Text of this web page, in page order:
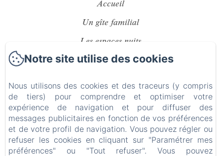
Accueil
Un gîte familial
Les espaces nuits
Activités & Environs
Politique de confidentialité
Informations légales
Informations sur les cookies
FR
DE
Notre site utilise des cookies
Nous utilisons des cookies et des traceurs (y compris
de tiers) pour comprendre et optimiser votre
expérience de navigation et pour diffuser des
messages publicitaires en fonction de vos préférences
et de votre profil de navigation. Vous pouvez régler ou
refuser les cookies en cliquant sur "Paramétrer mes
préférences" ou "Tout refuser". Vous pouvez